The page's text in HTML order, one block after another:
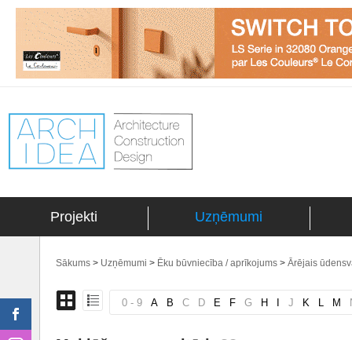
Projekti Uzņēmumi
Sākums > Uzņēmumi > Ēku būvniecība / aprīkojums > Ārējais
0 - 9 A B C D E F G H J K L M